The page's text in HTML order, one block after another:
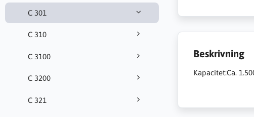
C 301
C 310
C 3100
C 3200
C 321
Beskrivning
Kapacitet:Ca.